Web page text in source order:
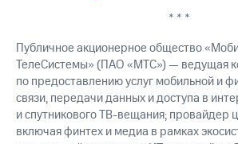
* * *
Публичное акционерное общество
ТелеСистемы» (ПАО «МТС») — ведущая
по предоставлению услуг мобильной и
связи, передачи данных и доступа в
и спутникового ТВ-вещания; провайдер
включая финтех и медиа в рамках